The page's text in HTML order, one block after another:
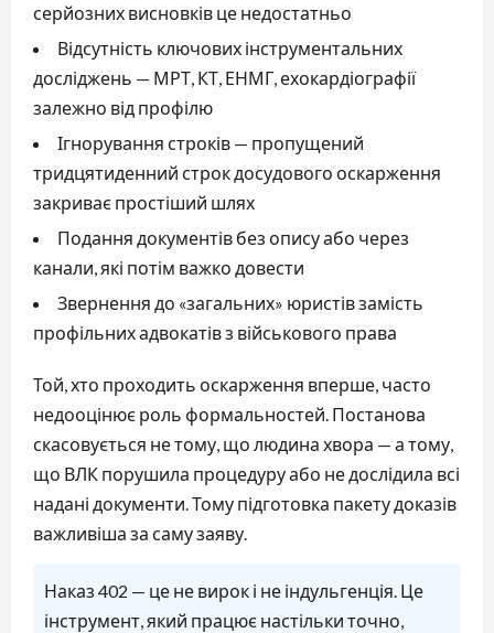
серйозних висновків це недостатньо
Відсутність ключових інструментальних
досліджень — МРТ, КТ, ЕНМГ, ехокардіографії
залежно від профілю
Ігнорування строків — пропущений
тридцятиденний строк досудового оскарження
закриває простіший шлях
Подання документів без опису або через
канали, які потім важко довести
Звернення до «загальних» юристів замість
профільних адвокатів з військового права
Той, хто проходить оскарження вперше, часто
недооцінює роль формальностей. Постанова
скасовується не тому, що людина хвора — а тому,
що ВЛК порушила процедуру або не дослідила всі
надані документи. Тому підготовка пакету доказів
важливіша за саму заяву.
Наказ 402 — це не вирок і не індульгенція. Це
інструмент, який працює настільки точно,